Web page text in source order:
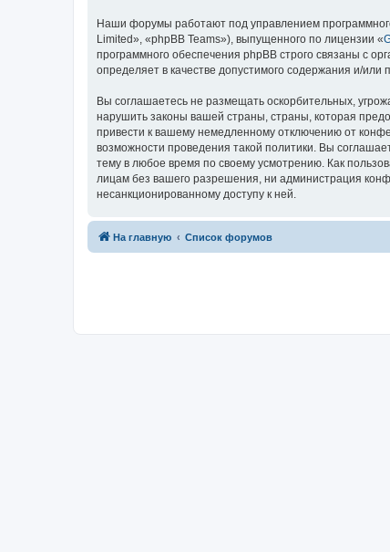
Наши форумы работают под управлением
Limited», «phpBB Teams»), выпущенного по лицензии «
программного обеспечения phpBB строго связаны с
определяет в качестве допустимого содержания и/
Вы соглашаетесь не размещать оскорбительных,
нарушить законы вашей страны, страны, которая
привести к вашему немедленному отключению от
возможности проведения такой политики. Вы
тему в любое время по своему усмотрению. Как
лицам без вашего разрешения, ни администрация
несанкционированному доступу к ней.
На главную Список форумов